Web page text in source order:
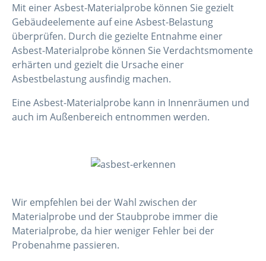
Mit einer Asbest-Materialprobe können Sie gezielt
Gebäudeelemente auf eine Asbest-Belastung
überprüfen. Durch die gezielte Entnahme einer
Asbest-Materialprobe können Sie Verdachtsmomente
erhärten und gezielt die Ursache einer
Asbestbelastung ausfindig machen.
Eine Asbest-Materialprobe kann in Innenräumen und
auch im Außenbereich entnommen werden.
Wir empfehlen bei der Wahl zwischen der
Materialprobe und der Staubprobe immer die
Materialprobe, da hier weniger Fehler bei der
Probenahme passieren.